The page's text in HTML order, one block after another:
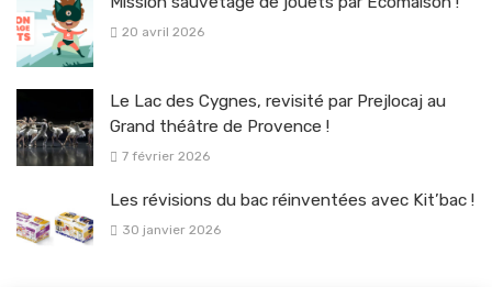
20 avril 2026
Le Lac des Cygnes, revisité par Prejlocaj au
Grand théâtre de Provence !
7 février 2026
Les révisions du bac réinventées avec Kit’bac !
30 janvier 2026